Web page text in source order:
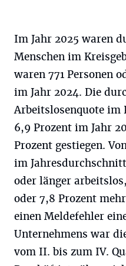
Im Jahr 2025 waren
Menschen im
waren 771 Personen
im Jahr 2024. Die
Arbeitslosenquote
6,9 Prozent im Jahr
Prozent gestiegen.
im
oder länger
oder 7,8 Prozent
einen Meldefehler
Unternehmens war
vom II. bis zum IV.